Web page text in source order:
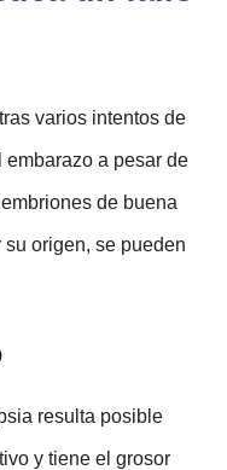
varios intentos de
a pesar de
de buena
origen, se pueden
resulta posible
y tiene el grosor